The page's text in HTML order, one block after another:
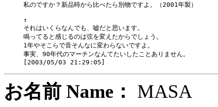
私のですか？新品時から比べたら別物ですよ。（2001年製）
↑
それはいくらなんでも、嘘だと思います。
鳴ってると感じるのは弦を変えたからでしょう。
1年やそこらで音そんなに変わらないですよ。
事実、90年代のマーチンなんてたいしたことありません。
お名前 Name：